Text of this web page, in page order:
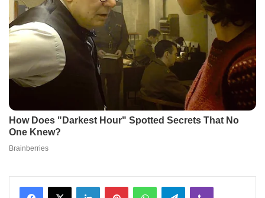
Facebook
X LinkedInPinterestWhatsAppTelegramViber